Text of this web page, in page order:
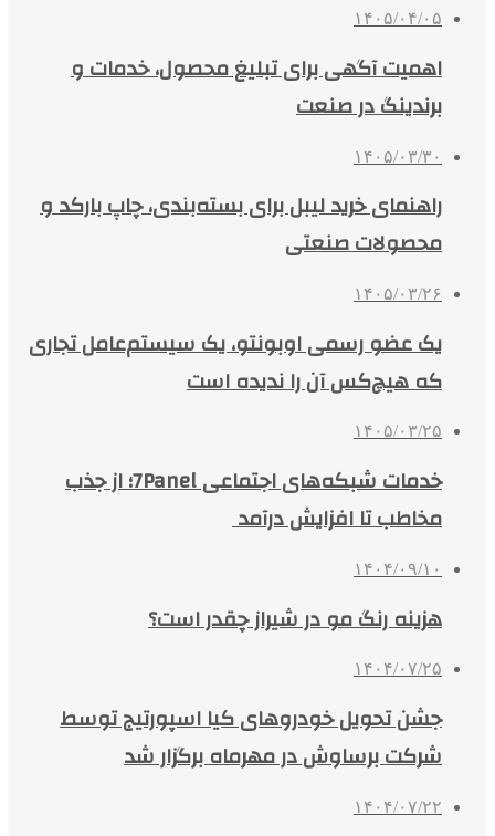
۱۴۰۵/۰۴/۰۵
اهمیت آگهی برای تبلیغ محصول، خدمات و
برندینگ در صنعت
۱۴۰۵/۰۳/۳۰
راهنمای خرید لیبل برای بسته‌بندی، چاپ بارکد و
محصولات صنعتی
۱۴۰۵/۰۳/۲۶
یک عضو رسمی اوبونتو، یک سیستم‌عامل تجاری
که هیچ‌کس آن را ندیده است
۱۴۰۵/۰۳/۲۵
خدمات شبکه‌های اجتماعی 7Panel؛ از جذب
مخاطب تا افزایش درآمد
۱۴۰۴/۰۹/۱۰
هزینه رنگ مو در شیراز چقدر است؟
۱۴۰۴/۰۷/۲۵
جشن تحویل خودروهای کیا اسپورتیج توسط
شرکت برساوش در مهرماه برگزار شد
۱۴۰۴/۰۷/۲۲